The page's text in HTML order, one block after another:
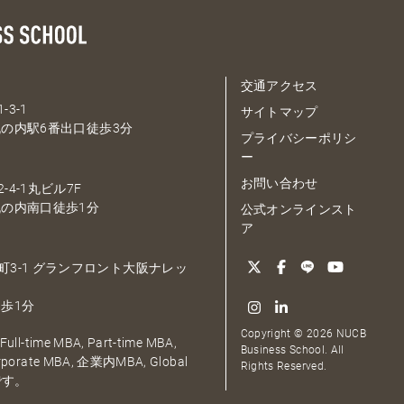
3-1
内駅6番出口徒歩3分
4-1丸ビル7F
内南口徒歩1分
3-1 グランフロント大阪ナレッ
1分
time MBA, Part-time MBA,
MBA, 企業内MBA, Global
。
交通アクセス
サイトマップ
プライバシーポリシ
ー
お問い合わせ
公式オンラインスト
ア
Copyright © 2026 NUCB
Business School. All
Rights Reserved.